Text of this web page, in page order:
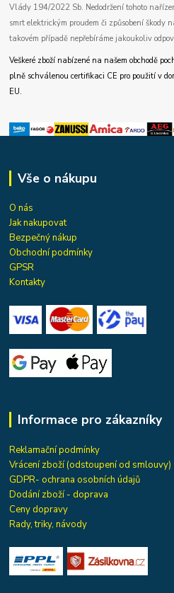
Vlády 194/2022 Sb. Nedodržení tohoto
smrt elektrickým proudem či způsobení škody
takovém případě nepřebíráme jakoukoliv
Veškeré zboží nabízené na našem obchodě
plně schválenou certifikaci CE pro použití v
EU.
Vše o nákupu
O nás
Jak nakupovat
Bezpečný nákup
Obchodní podmínky
GPSR
Kontakty
Informace pro zákazníky
Reklamační podmínky
Vrácení zboží (odstoupení od smlouvy)
GDPR- ochrana osobních údajů
Dodání zboží - doprava
Ceny dopravy
Rady, triky, návody